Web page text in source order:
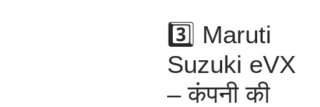
3️⃣ Maruti
Suzuki eVX
– कंपनी की